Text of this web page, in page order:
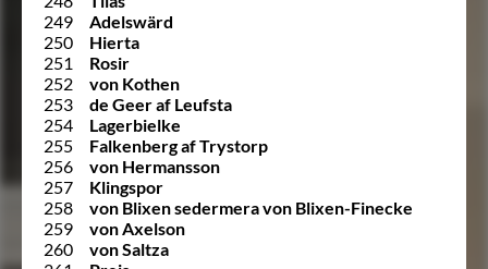
249
Adelswärd
250
Hierta
251
Rosir
252
von Kothen
253
de Geer af Leufsta
254
Lagerbielke
255
Falkenberg af Trystorp
256
von Hermansson
257
Klingspor
258
von Blixen sedermera von Blixen-Finecke
259
von Axelson
260
von Saltza